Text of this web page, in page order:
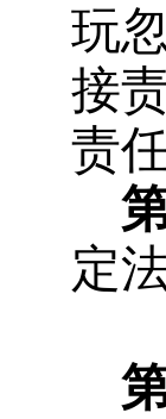
玩
接
责任
定